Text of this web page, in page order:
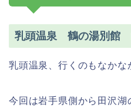
乳頭温泉 鶴の湯別館
乳頭温泉、行くのもなかな
今回は岩手県側から田沢湖